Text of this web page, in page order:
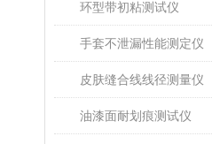
环型带初粘测试仪
手套不泄漏性能测定仪
皮肤缝合线线径测量仪
油漆面耐划痕测试仪